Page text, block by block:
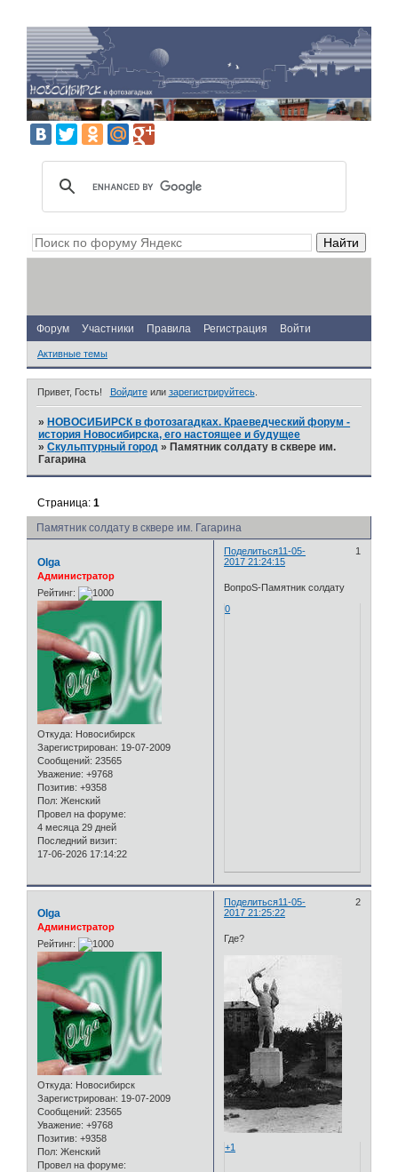
Форум Участники Правила Регистрация Войти
Активные темы
Привет, Гость! Войдитеили зарегистрируйтесь.
» НОВОСИБИРСК в фотозагадках. Краеведческий форум -
история Новосибирска, его настоящее и будущее
»Скульптурный город » Памятник солдату в сквере им.
Гагарина
Памятник солдату в сквере им. Гагарина
Страница:1
Поделиться 1
11-05-
2017 21:24:15
Olga
Администратор
Рейтинг:
Откуда: Новосибирск
Зарегистрирован: 19-07-2009
Сообщений: 23565
Уважение: +9768
Позитив: +9358
Пол: Женский
Провел на форуме:
4 месяца 29 дней
Последний визит:
17-06-2026 17:14:22
ВопроS-Памятник солдату
0
Поделиться 2
11-05-
2017 21:25:22
Olga
Администратор
Рейтинг:
Откуда: Новосибирск
Зарегистрирован: 19-07-2009
Сообщений: 23565
Уважение: +9768
Позитив: +9358
Пол: Женский
Провел на форуме:
Где?
+1